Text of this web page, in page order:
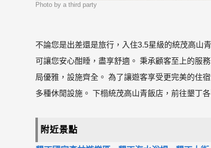
Photo by a third party
不論您是出差還是旅行，入住3.5星級的統茂高山
可讓您安心酣睡，盡享舒適。 秉承顧客至上的服
局優雅，設施齊全。 為了讓遊客享受更完美的住
多種休閒設施。 下榻統茂高山青飯店，前往墾丁各
附近景點